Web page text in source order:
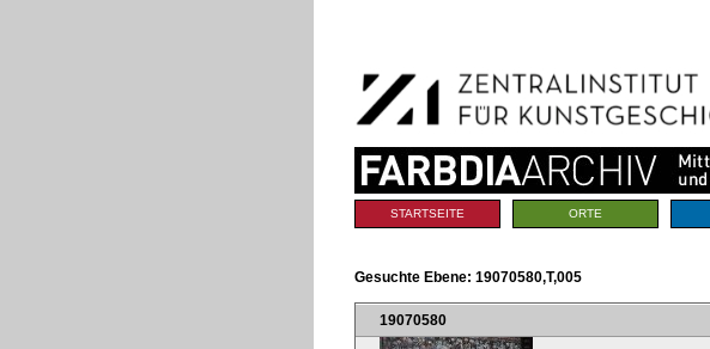
Navigation
Sektionen
STARTSEITE ORTE
Gesuchte Ebene: 19070580,T,005
19070580